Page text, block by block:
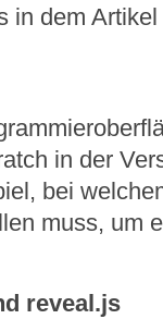
in dem
in der
bei
muss, um
reveal.js